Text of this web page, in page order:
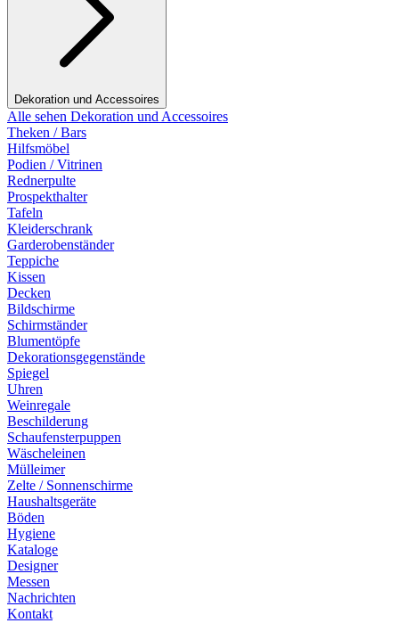
Dekoration und Accessoires
Alle sehen Dekoration und Accessoires
Theken / Bars
Hilfsmöbel
Podien / Vitrinen
Rednerpulte
Prospekthalter
Tafeln
Kleiderschrank
Garderobenständer
Teppiche
Kissen
Decken
Bildschirme
Schirmständer
Blumentöpfe
Dekorationsgegenstände
Spiegel
Uhren
Weinregale
Beschilderung
Schaufensterpuppen
Wäscheleinen
Mülleimer
Zelte / Sonnenschirme
Haushaltsgeräte
Böden
Hygiene
Kataloge
Designer
Messen
Nachrichten
Kontakt